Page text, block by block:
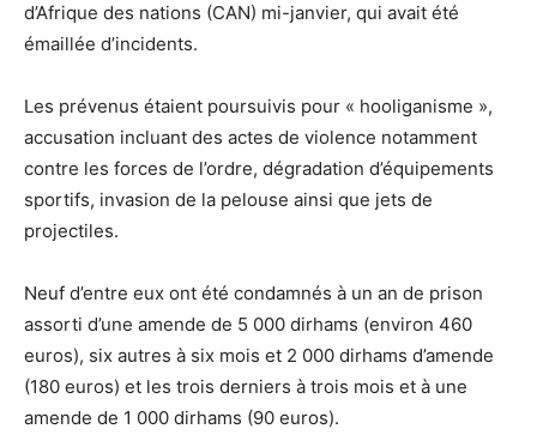
d’Afrique des nations (CAN) mi-janvier, qui avait été
émaillée d’incidents.
Les prévenus étaient poursuivis pour « hooliganisme »,
accusation incluant des actes de violence notamment
contre les forces de l’ordre, dégradation d’équipements
sportifs, invasion de la pelouse ainsi que jets de
projectiles.
Neuf d’entre eux ont été condamnés à un an de prison
assorti d’une amende de 5 000 dirhams (environ 460
euros), six autres à six mois et 2 000 dirhams d’amende
(180 euros) et les trois derniers à trois mois et à une
amende de 1 000 dirhams (90 euros).